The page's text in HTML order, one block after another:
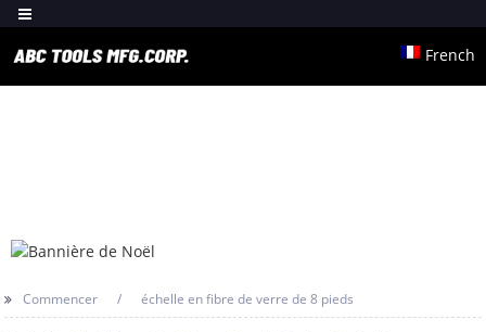
French
Commencer échelle en fibre de verre de 8 pieds